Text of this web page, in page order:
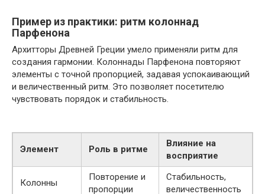
Пример из практики: ритм колоннад
Парфенона
Архитторы Древней Греции умело применяли ритм для
создания гармонии. Колоннады Парфенона повторяют
элементы с точной пропорцией, задавая успокаивающий
и величественный ритм. Это позволяет посетителю
чувствовать порядок и стабильность.
Элемент Роль в ритме
Влияние на
восприятие
Колонны
Повторение и
пропорции
Стабильность,
величественность